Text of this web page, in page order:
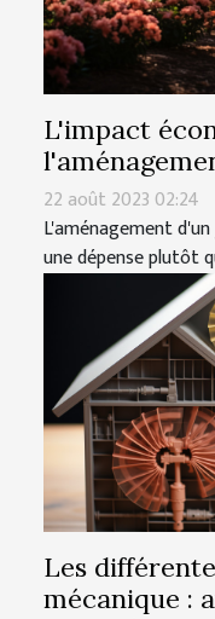
L'impact
22 août 2023 02:24
L'aménagement
une dépense plutôt
Les
mécanique :